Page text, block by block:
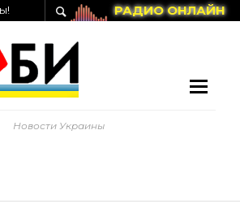
РАДИО ОНЛАЙН
Новости Украины